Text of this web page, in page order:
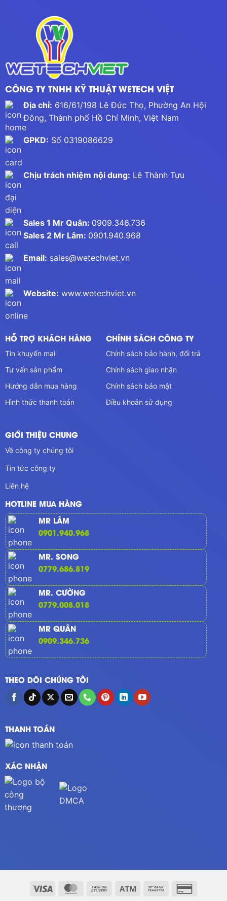
CÔNG TY TNHH KỸ THUẬT WETECH VIỆT
Địa chỉ: 616/61/198 Lê Đức Thọ, Phường An Hội
Đông, Thành phố Hồ Chí Minh, Việt Nam
GPKD: Số 0319086629
Chịu trách nhiệm nội dung: Lê Thành Tựu
Sales 1 Mr Quân: 0909.346.736
Sales 2 Mr Lâm: 0901.940.968
Email: sales@wetechviet.vn
Website: www.wetechviet.vn
HỖ TRỢ KHÁCH HÀNG
Tin khuyến mại
Tư vấn sản phẩm
Hướng dẫn mua hàng
Hình thức thanh toán
CHÍNH SÁCH CÔNG TY
Chính sách bảo hành, đổi trả
Chính sách giao nhận
Chính sách bảo mật
Điều khoản sử dụng
GIỚI THIỆU CHUNG
Về công ty chúng tôi
Tin tức công ty
Liên hệ
HOTLINE MUA HÀNG
MR LÂM
0901.940.968
MR. SONG
0779.686.819
MR. CƯỜNG
0779.008.018
MR QUÂN
0909.346.736
THEO DÕI CHÚNG TÔI
THANH TOÁN
XÁC NHẬN